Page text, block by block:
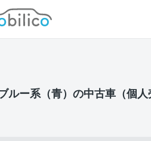
モビリコ
ルー系（青）の中古車（個